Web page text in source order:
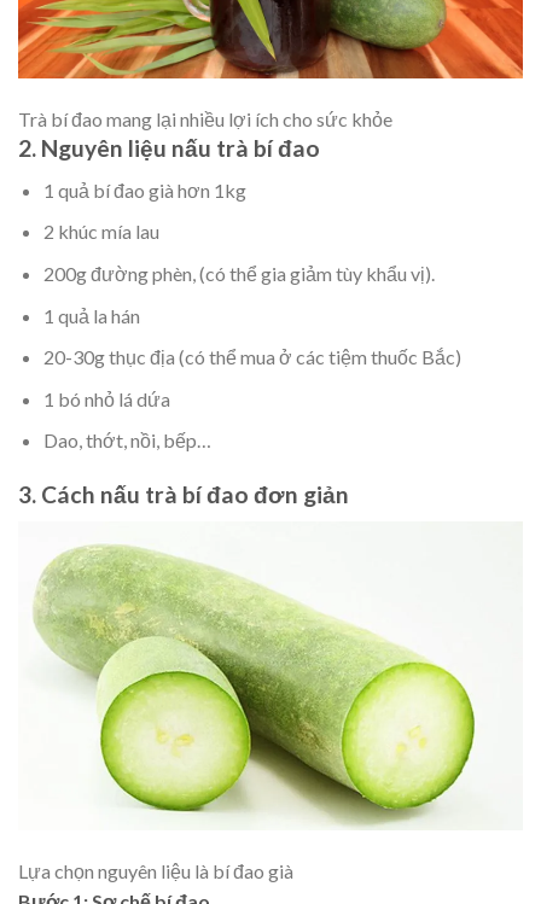
Trà bí đao mang lại nhiều lợi ích cho sức khỏe
2. Nguyên liệu nấu trà bí đao
1 quả bí đao già hơn 1kg
2 khúc mía lau
200g đường phèn, (có thể gia giảm tùy khẩu vị).
1 quả la hán
20-30g thục địa (có thể mua ở các tiệm thuốc Bắc)
1 bó nhỏ lá dứa
Dao, thớt, nồi, bếp…
3. Cách nấu trà bí đao đơn giản
Lựa chọn nguyên liệu là bí đao già